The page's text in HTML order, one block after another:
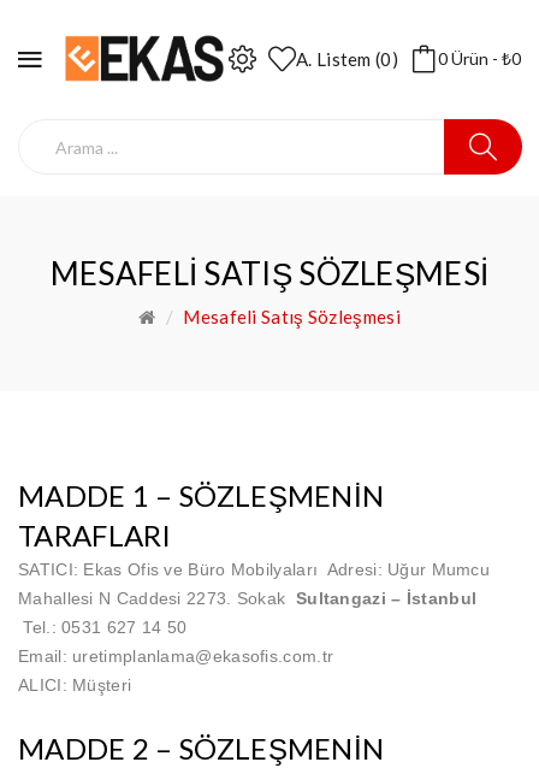
A. Listem (0) 0 Ürün - ₺0
MESAFELI SATIŞ SÖZLEŞMESI
Mesafeli Satış Sözleşmesi
MADDE 1 – SÖZLEŞMENİN
TARAFLARI
SATICI: Ekas Ofis ve Büro Mobilyaları Adresi: Uğur Mumcu
Mahallesi N Caddesi 2273. Sokak Sultangazi – İstanbul
Tel.:0531 627 14 50
Email: uretimplanlama@ekasofis.com.tr
ALICI: Müşteri
MADDE 2 – SÖZLEŞMENİN